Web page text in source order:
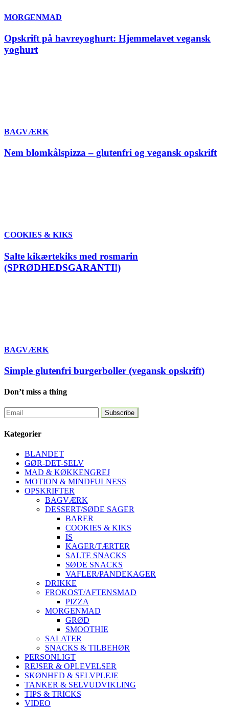
MORGENMAD
Opskrift på havreyoghurt: Hjemmelavet vegansk
yoghurt
BAGVÆRK
Nem blomkålspizza – glutenfri og vegansk opskrift
COOKIES & KIKS
Salte kikærtekiks med rosmarin
(SPRØDHEDSGARANTI!)
BAGVÆRK
Simple glutenfri burgerboller (vegansk opskrift)
Don’t miss a thing
Kategorier
BLANDET
GØR-DET-SELV
MAD & KØKKENGREJ
MOTION & MINDFULNESS
OPSKRIFTER
BAGVÆRK
DESSERT/SØDE SAGER
BARER
COOKIES & KIKS
IS
KAGER/TÆRTER
SALTE SNACKS
SØDE SNACKS
VAFLER/PANDEKAGER
DRIKKE
FROKOST/AFTENSMAD
PIZZA
MORGENMAD
GRØD
SMOOTHIE
SALATER
SNACKS & TILBEHØR
PERSONLIGT
REJSER & OPLEVELSER
SKØNHED & SELVPLEJE
TANKER & SELVUDVIKLING
TIPS & TRICKS
VIDEO